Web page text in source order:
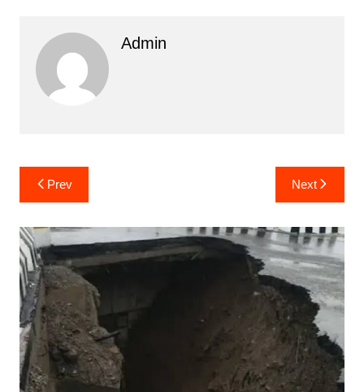
Admin
Post
navigation
Prev Next